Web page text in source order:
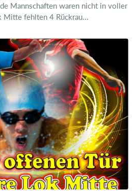
Mannschaften waren nicht in voller
Mitte fehlten 4 Rückrau...